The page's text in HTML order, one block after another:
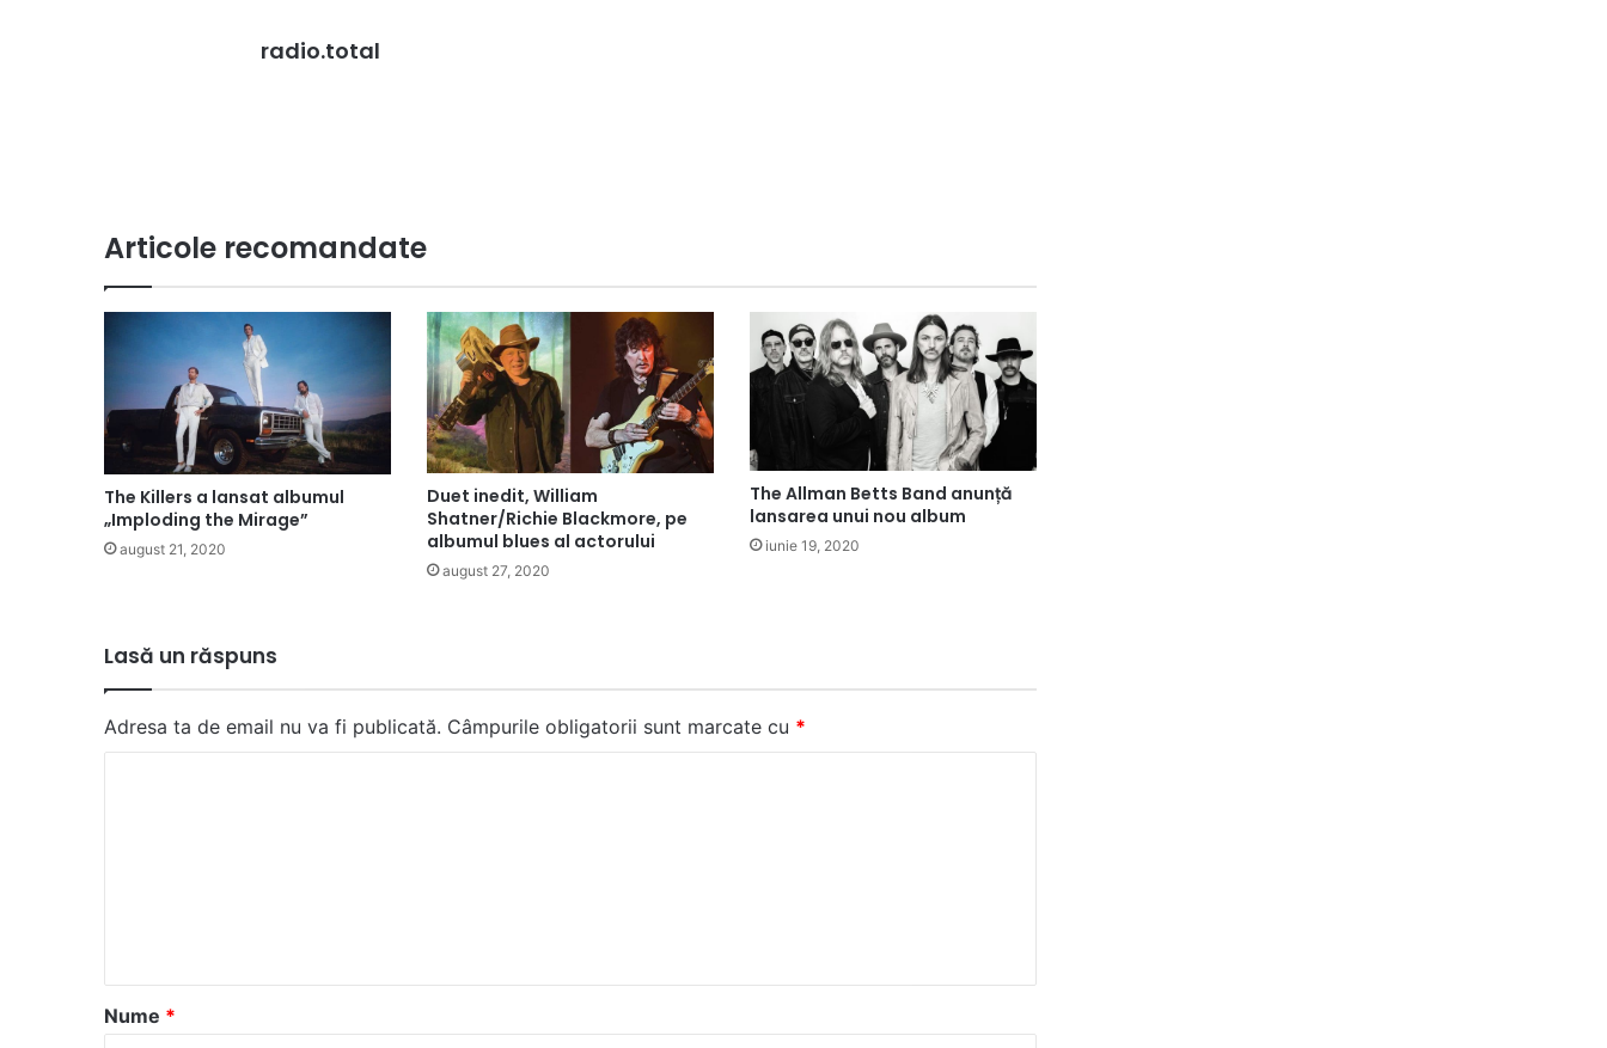
radio.total
Articole recomandate
The Killers a lansat albumul
„Imploding the Mirage”
august 21, 2020
Duet inedit, William
Shatner/Richie Blackmore, pe
albumul blues al actorului
august 27, 2020
The Allman Betts Band anunță
lansarea unui nou album
iunie 19, 2020
Lasă un răspuns
Adresa ta de email nu va fi publicată. Câmpurile obligatorii sunt marcate cu *
a
r
Nume *